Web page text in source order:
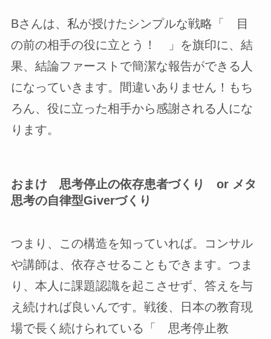
Bさんは、私が授けたシンプルな戦略「 目
の前の相手の役に立とう！ 」を旗印に、結
果、結論ファーストで簡潔な報告ができる人
になっていきます。間違いありません！もち
ろん、役に立った相手から感謝される人にな
ります。
おまけ 思考停止の依存患者づくり or メタ
思考の自律型Giverづくり
つまり、この構造を知っていれば。コンサル
や講師は、依存させることもできます。つま
り、本人に課題認識を起こさせず、答えを与
え続ければ良いんです。戦後、日本の教育現
場で長く続けられている「 思考停止教